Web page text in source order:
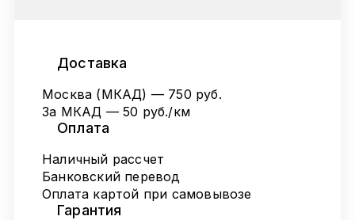
Доставка
Москва (МКАД) — 750 руб.
За МКАД — 50 руб./км
Оплата
Наличный рассчет
Банковский перевод
Оплата картой при самовывозе
Гарантия